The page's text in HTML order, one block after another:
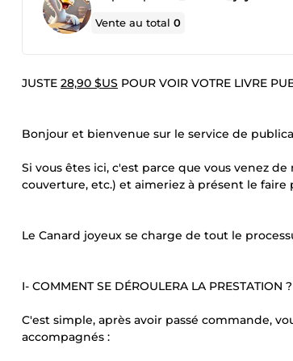
Vente au total0
JUSTE 28,90 $US POUR VOIR VOTRE LIVRE
Bonjour et bienvenue sur le service de
Si vous êtes ici, c'est parce que vous venez
couverture, etc.) et aimeriez à présent le faire
Le Canard joyeux se charge de tout le
I- COMMENT SE DÉROULERA LA PRESTATION ?
C'est simple, après avoir passé commande,
accompagnés :